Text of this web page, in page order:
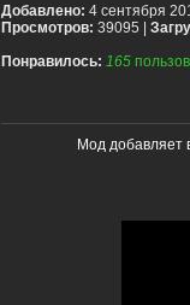
Добавлено: 4 сентября
Просмотров: 39095 |
Понравилось: 165
Мод добавляет